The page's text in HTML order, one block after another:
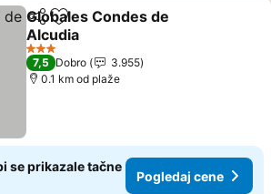
Deli Dodati u favorite
Globales Condes de
Alcudia
3 Zvezdice
7,5 Dobro
3.955
0.1 km od plaže
se prikazale tačne
Pogledaj cene